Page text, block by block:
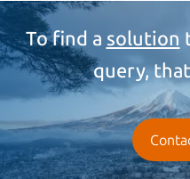
To find a solution
query,